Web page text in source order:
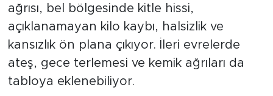
ağrısı, bel bölgesinde kitle hissi,
açıklanamayan kilo kaybı, halsizlik ve
kansızlık ön plana çıkıyor. İleri evrelerde
ateş, gece terlemesi ve kemik ağrıları da
tabloya eklenebiliyor.